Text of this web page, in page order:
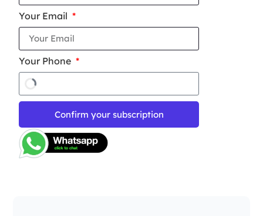
Your Email
Your Phone
Confirm your subscription